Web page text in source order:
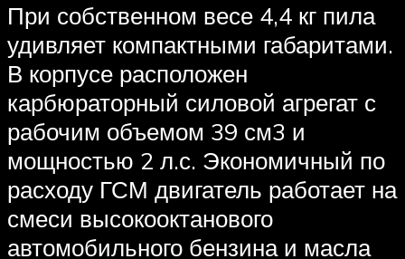
При собственном весе 4,4 кг пила
удивляет компактными габаритами.
В корпусе расположен
карбюраторный силовой агрегат с
рабочим объемом 39 см3 и
мощностью 2 л.с. Экономичный по
расходу ГСМ двигатель работает на
смеси высокооктанового
автомобильного бензина и масла